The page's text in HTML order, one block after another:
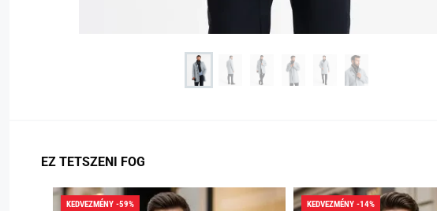
EZ TETSZENI FOG
KEDVEZMÉNY -59%
KEDVEZMÉNY -14%